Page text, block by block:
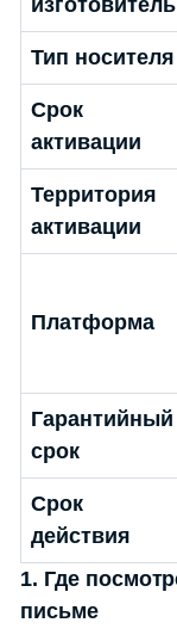
изготовитель
Тип носителя
Срок
активации
Территория
активации
Платформа
Гарантийный
срок
Срок
действия
1. Где
письме